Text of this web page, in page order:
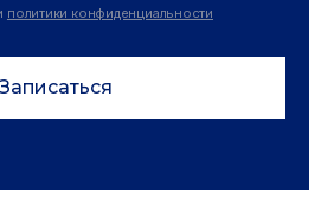
политики конфиденциальности
Записаться